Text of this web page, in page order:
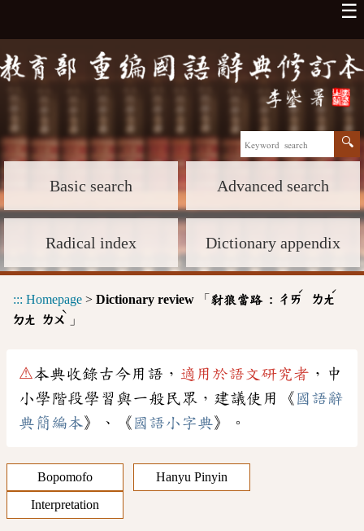
☰
Basic search Advanced search
Radical index Dictionary appendix
::: Homepage > Dictionary review 「 豺狼當路 : ㄔㄞ
ˊ
ㄌㄤ
ˊ
ㄉㄤ ㄌㄨ
ˋ
」
⚠本典收錄古今用語， 適用於語文研究者 ，中
小學階段學習與一般民眾，建議使用《 國語辭
典簡編本》、《 國語小字典》。
Bopomofo
Hanyu Pinyin
Interpretation